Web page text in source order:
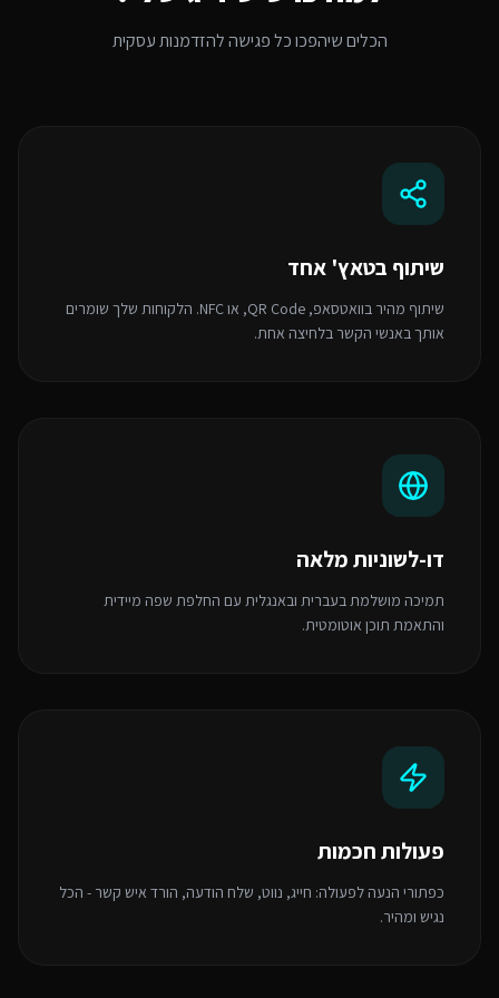
הכלים שיהפכו כל פגישה להזדמנות עסקית
שיתוף בטאץ' אחד
שיתוף מהיר בוואטסאפ, QR Code, או NFC. הלקוחות שלך שומרים
אותך באנשי הקשר בלחיצה אחת.
דו-לשוניות מלאה
תמיכה מושלמת בעברית ובאנגלית עם החלפת שפה מיידית
והתאמת תוכן אוטומטית.
פעולות חכמות
כפתורי הנעה לפעולה: חייג, נווט, שלח הודעה, הורד איש קשר - הכל
נגיש ומהיר.